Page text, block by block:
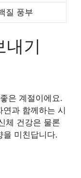
질 풍부
내기
은 계절이에요.
과 함께하는 시
체 건강은 물론
을 미친답니다.